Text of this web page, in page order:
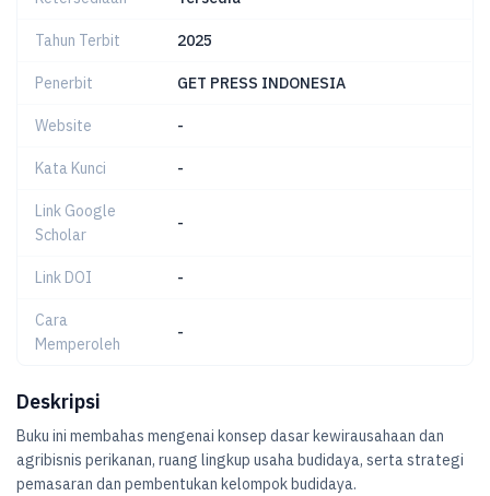
Tahun Terbit 2025
Penerbit GET PRESS INDONESIA
Website -
Kata Kunci -
Link Google
Scholar
-
Link DOI -
Cara
Memperoleh
-
Deskripsi
Buku ini membahas mengenai konsep dasar kewirausahaan dan
agribisnis perikanan, ruang lingkup usaha budidaya, serta strategi
pemasaran dan pembentukan kelompok budidaya.